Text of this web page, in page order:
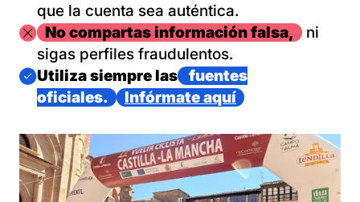
que la cuenta sea auténtica.
ImagenNo compartas información falsa,
ni
sigas perfiles fraudulentos.
Imagen
Utiliza siempre las
fuentes
oficiales.
Infórmate aquí